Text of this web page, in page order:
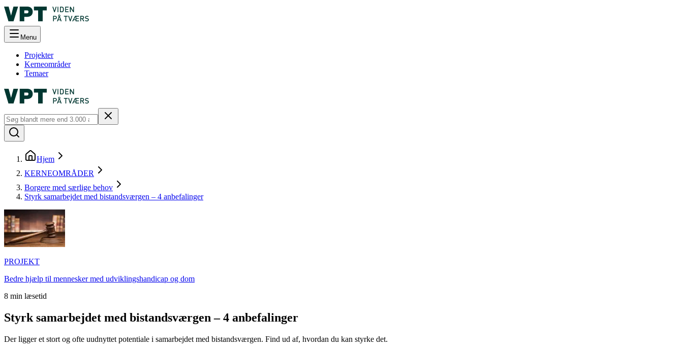
Menu
Projekter
Kerneområder
Temaer
Hjem
KERNEOMRÅDER
Borgere med særlige behov
Styrk samarbejdet med bistandsværgen – 4 anbefalinger
PROJEKT
Bedre hjælp til mennesker med udviklingshandicap og dom
8 min læsetid
Styrk samarbejdet med bistandsværgen – 4 anbefalinger
Der ligger et stort og ofte uudnyttet potentiale i samarbejdet med bistandsværgen. Find ud af, hvordan du kan styrke det.